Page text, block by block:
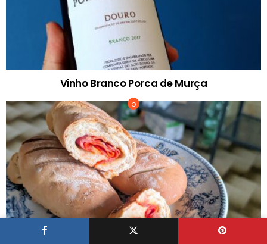
Vinho Branco Porca de Murça